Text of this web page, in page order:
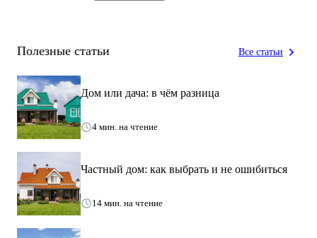
Полезные статьи Все статьи
Дом или дача: в чём разница
4 мин. на чтение
Частный дом: как выбрать и не ошибиться
14 мин. на чтение